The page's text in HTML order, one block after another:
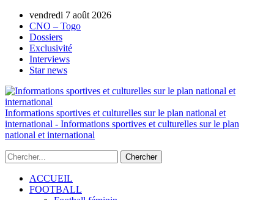
vendredi 7 août 2026
CNO – Togo
Dossiers
Exclusivité
Interviews
Star news
Informations sportives et culturelles sur le plan national et
international - Informations sportives et culturelles sur le plan
national et international
ACCUEIL
FOOTBALL
AUTORISATION DE LA HAAC N°0134/